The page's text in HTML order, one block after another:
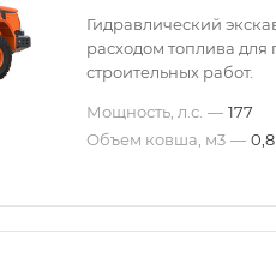
Гидравлический
расходом топлива для
строительных работ.
Мощность, л.с. — 177
Объем ковша, м3 — 0,8